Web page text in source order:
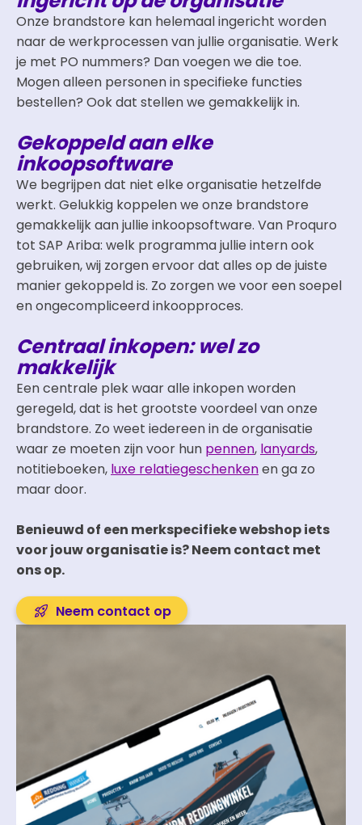
Onze brandstore kan helemaal ingericht worden
naar de werkprocessen van jullie organisatie. Werk
je met PO nummers? Dan voegen we die toe.
Mogen alleen personen in specifieke functies
bestellen? Ook dat stellen we gemakkelijk in.
Gekoppeld aan elke
inkoopsoftware
We begrijpen dat niet elke organisatie hetzelfde
werkt. Gelukkig koppelen we onze brandstore
gemakkelijk aan jullie inkoopsoftware. Van Proquro
tot SAP Ariba: welk programma jullie intern ook
gebruiken, wij zorgen ervoor dat alles op de juiste
manier gekoppeld is. Zo zorgen we voor een soepel
en ongecompliceerd inkoopproces.
Centraal inkopen: wel zo
makkelijk
Een centrale plek waar alle inkopen worden
geregeld, dat is het grootste voordeel van onze
brandstore. Zo weet iedereen in de organisatie
waar ze moeten zijn voor hun pennen, lanyards,
notitieboeken, luxe relatiegeschenkenen ga zo
maar door.
Benieuwd of een merkspecifieke webshop iets
voor jouw organisatie is? Neem contact met
ons op.
Neem contact op